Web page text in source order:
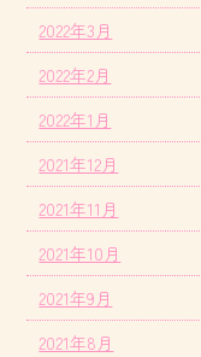
2022年3月
2022年2月
2022年1月
2021年12月
2021年11月
2021年10月
2021年9月
2021年8月